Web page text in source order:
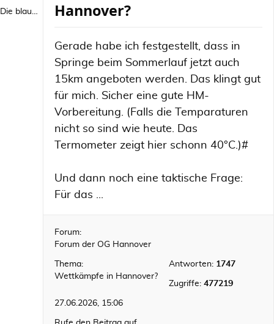
Die blaue Luise
Hannover?
Gerade habe ich festgestellt, dass in
Springe beim Sommerlauf jetzt auch
15km angeboten werden. Das klingt gut
für mich. Sicher eine gute HM-
Vorbereitung. (Falls die Temparaturen
nicht so sind wie heute. Das
Termometer zeigt hier schonn 40°C.)#
Und dann noch eine taktische Frage:
Für das ...
Forum:
Forum der OG Hannover
Thema:
Wettkämpfe in Hannover?
Antworten: 1747
Zugriffe: 477219
27.06.2026, 15:06